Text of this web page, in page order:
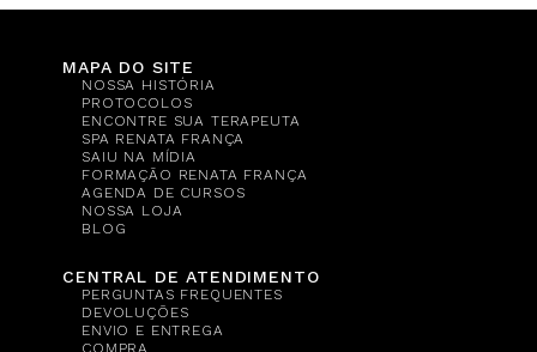
MAPA DO SITE
NOSSA HISTÓRIA
PROTOCOLOS
ENCONTRE SUA TERAPEUTA
SPA RENATA FRANÇA
SAIU NA MÍDIA
FORMAÇÃO RENATA FRANÇA
AGENDA DE CURSOS
NOSSA LOJA
BLOG
CENTRAL DE ATENDIMENTO
PERGUNTAS FREQUENTES
DEVOLUÇÕES
ENVIO E ENTREGA
COMPRA